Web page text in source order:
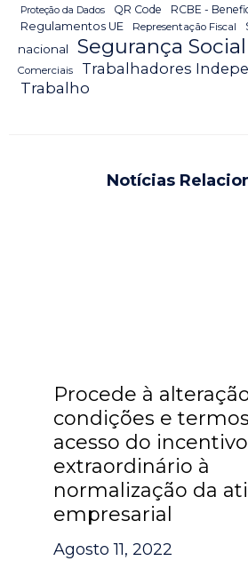
Proteção da Dados QR Code
RCBE -
Regulamentos UE
Representação Fiscal
nacional
Segurança Social
Comerciais
Trabalhadores
Trabalho
Notícias
Procede à
condições e
acesso do incentivo
extraordinário à
normalização da
empresarial
Agosto 11, 2022